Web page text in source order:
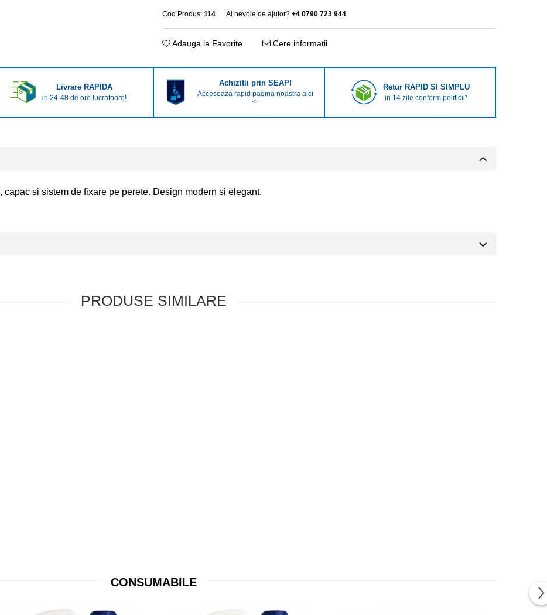
Cod Produs: 114 Ai nevoie de ajutor? +4 0790 723 944
Adauga la Favorite Cere informatii
Livrare RAPIDA
in 24-48 de ore lucratoare!
Achizitii prin SEAP!
Acceseaza rapid pagina noastra aici
<-
Retur RAPID SI SIMPLU
in 14 zile conform politicii*
si sistem de fixare pe perete. Design modern si elegant.
PRODUSE SIMILARE
CONSUMABILE